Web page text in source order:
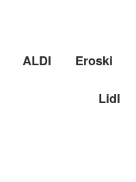
ALDI Eroski
Lidl